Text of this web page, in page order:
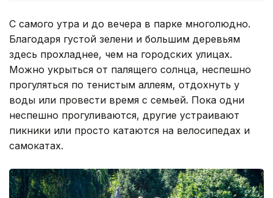
С самого утра и до вечера в парке многолюдно.
Благодаря густой зелени и большим деревьям
здесь прохладнее, чем на городских улицах.
Можно укрыться от палящего солнца, неспешно
прогуляться по тенистым аллеям, отдохнуть у
воды или провести время с семьей. Пока одни
неспешно прогуливаются, другие устраивают
пикники или просто катаются на велосипедах и
самокатах.